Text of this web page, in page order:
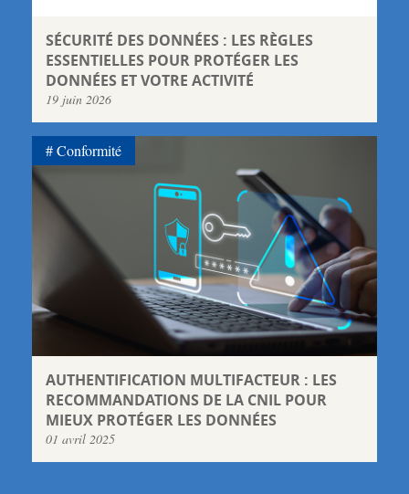
SÉCURITÉ DES DONNÉES : LES RÈGLES
ESSENTIELLES POUR PROTÉGER LES
DONNÉES ET VOTRE ACTIVITÉ
19 juin 2026
AUTHENTIFICATION MULTIFACTEUR : LES
RECOMMANDATIONS DE LA CNIL POUR
MIEUX PROTÉGER LES DONNÉES
01 avril 2025
Conformité